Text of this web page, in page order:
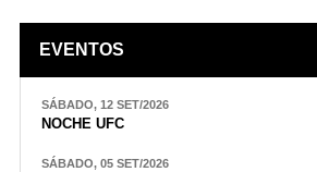
EVENTOS
SÁBADO, 12 SET/2026
NOCHE UFC
SÁBADO, 05 SET/2026